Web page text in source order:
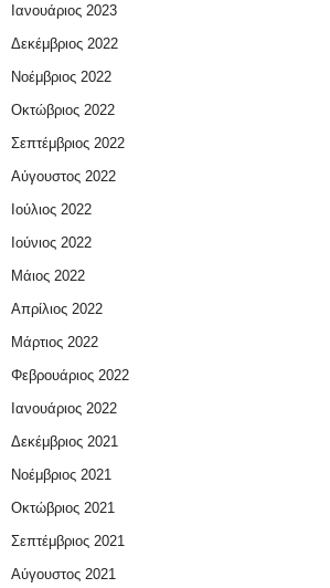
Ιανουάριος 2023
Δεκέμβριος 2022
Νοέμβριος 2022
Οκτώβριος 2022
Σεπτέμβριος 2022
Αύγουστος 2022
Ιούλιος 2022
Ιούνιος 2022
Μάιος 2022
Απρίλιος 2022
Μάρτιος 2022
Φεβρουάριος 2022
Ιανουάριος 2022
Δεκέμβριος 2021
Νοέμβριος 2021
Οκτώβριος 2021
Σεπτέμβριος 2021
Αύγουστος 2021